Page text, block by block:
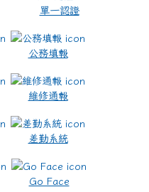
單一認證
公務填報
維修通報
差勤系統
Go Face